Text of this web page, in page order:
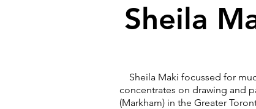
Sheila
Sheila Maki focussed for
concentrates on drawing and
(Markham) in the Greater